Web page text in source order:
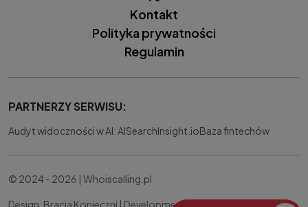
Kontakt
Polityka prywatności
Regulamin
PARTNERZY SERWISU:
Audyt widoczności w AI: AISearchInsight.ioBaza fintechów
© 2024 - 2026 | Whoiscalling.pl
Design: Bracia Konieczni | Development: